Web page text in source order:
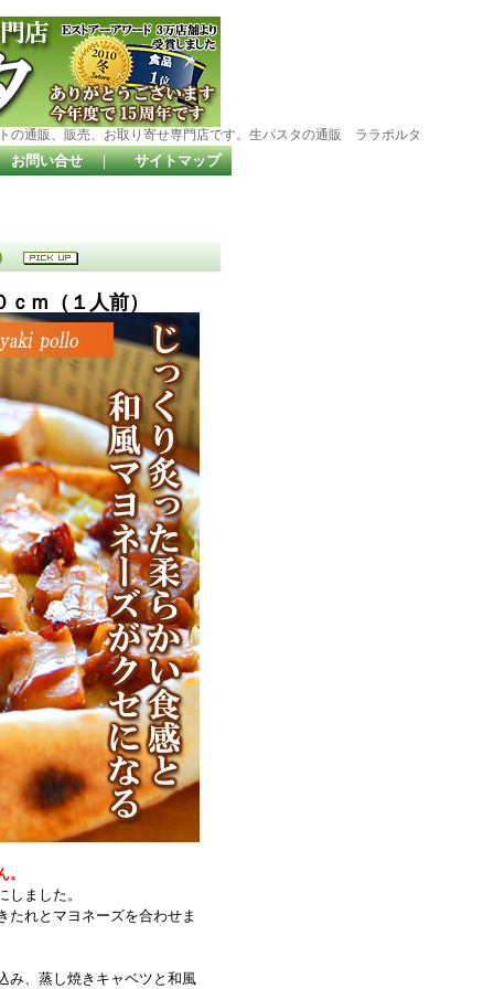
の通販、販売、お取り寄せ専門店です。生パスタの通販 ララポルタ
お問い合せ ｜ サイトマップ
ｍ（１人前）
ました。
たれとマヨネーズを合わせま
み、蒸し焼きキャベツと和風